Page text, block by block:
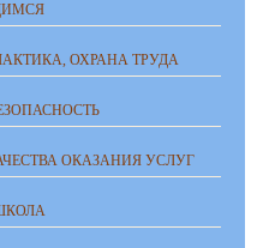
ОХРАНА ТРУДА
ОКАЗАНИЯ УСЛУГ